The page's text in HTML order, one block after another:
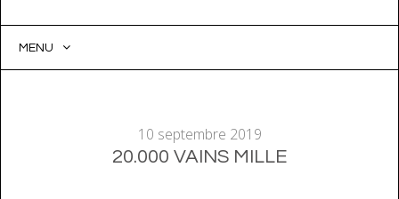
MENU
10 septembre 2019
20.000 VAINS MILLE